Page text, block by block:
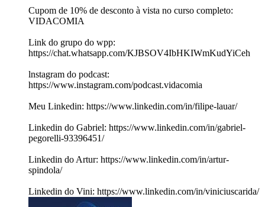
Cupom de 10% de desconto à vista no curso completo:
VIDACOMIA
Link do grupo do wpp:
⁠https://chat.whatsapp.com/KJBSOV4IbHKIWmKudYiCeh
⁠lnstagram do podcast:
⁠https://www.instagram.com/podcast.vidacomia⁠
Meu Linkedin: ⁠https://www.linkedin.com/in/filipe-lauar/⁠
Linkedin do Gabriel: https://www.linkedin.com/in/gabriel-
pegorelli-93396451/
Linkedin do Artur: https://www.linkedin.com/in/artur-
spindola/
Linkedin do Vini: https://www.linkedin.com/in/viniciuscarida/